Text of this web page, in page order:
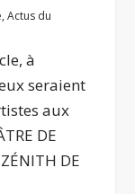
,Actus du
à
seraient
aux
DE
ZÉNITH DE